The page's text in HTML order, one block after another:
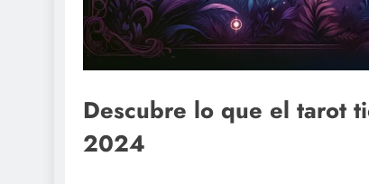
Descubre lo que el tarot
2024